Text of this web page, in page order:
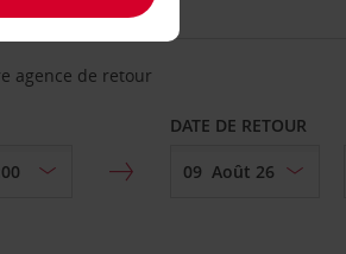
agence de retour
DATE DE RETOUR